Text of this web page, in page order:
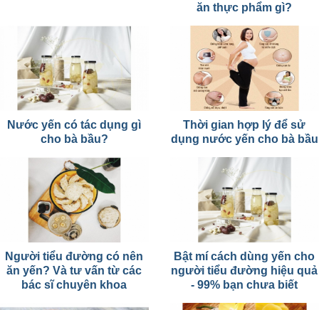
ăn thực phẩm gì?
Nước yến có tác dụng gì
cho bà bầu?
Thời gian hợp lý để sử
dụng nước yến cho bà bầu
Người tiểu đường có nên
ăn yến? Và tư vấn từ các
bác sĩ chuyên khoa
Bật mí cách dùng yến cho
người tiểu đường hiệu quả
- 99% bạn chưa biết